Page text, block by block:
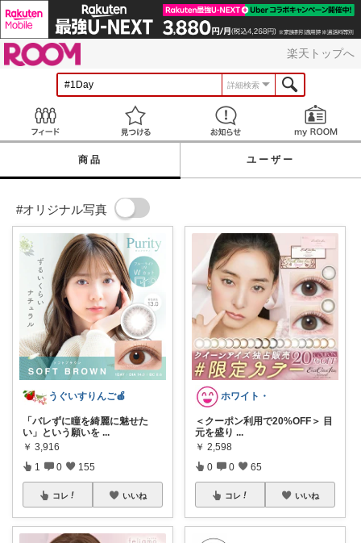
楽天トップへ
詳細検索
見つける お知らせ
商品 ユーザー
#オリジナル写真
うぐいすりんご🍎
「バレずに瞳を綺麗に魅せた
い」という願いを ...
￥ 3,916
1 0 155
コレ いいね
ホワイト・
＜クーポン利用で20%OFF＞ 目
元を盛り ...
￥ 2,598
0 0 65
コレ いいね